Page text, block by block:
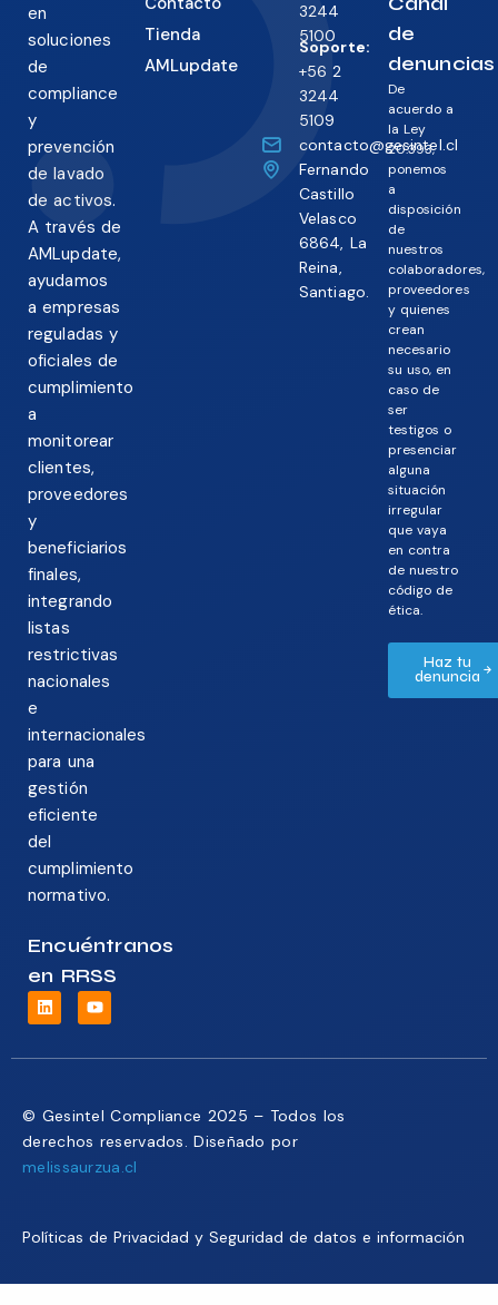
en
soluciones
de
compliance
y
prevención
de lavado
de activos.
A través de
AMLupdate,
ayudamos
a empresas
reguladas y
oficiales de
cumplimiento
a
monitorear
clientes,
proveedores
y
beneficiarios
finales,
integrando
listas
restrictivas
nacionales
e
internacionales
para una
gestión
eficiente
del
cumplimiento
normativo.
Encuéntranos
en RRSS
Tienda
AMLupdate
3244
5100
Soporte:
+56 2
3244
5109
contacto@gesintel.cl
Fernando
Castillo
Velasco
6864, La
Reina,
Santiago.
de
denuncias
De
acuerdo a
la Ley
20.393,
ponemos
a
disposición
de
nuestros
colaboradores,
proveedores
y quienes
crean
necesario
su uso, en
caso de
ser
testigos o
presenciar
alguna
situación
irregular
que vaya
en contra
de nuestro
código de
ética.
Haz tu
denuncia
© Gesintel Compliance 2025 – Todos los
derechos reservados. Diseñado por
melissaurzua.cl
Políticas de Privacidad y Seguridad de datos e información